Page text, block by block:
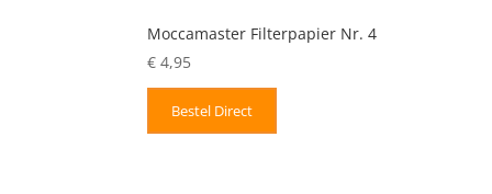
Moccamaster Filterpapier Nr. 4
€ 4,95
Bestel Direct